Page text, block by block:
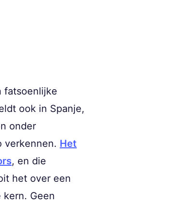
fatsoenlijke
ook in Spanje,
onder
verkennen. Het
, en die
het over een
Geen